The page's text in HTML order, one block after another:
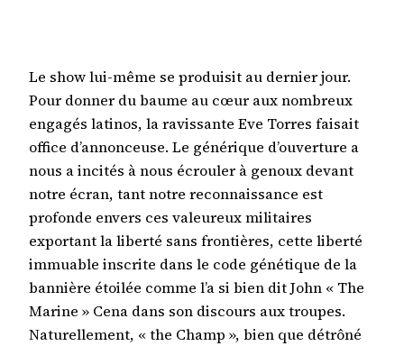
Le show lui-même se produisit au dernier jour.
Pour donner du baume au cœur aux nombreux
engagés latinos, la ravissante Eve Torres faisait
office d’annonceuse. Le générique d’ouverture a
nous a incités à nous écrouler à genoux devant
notre écran, tant notre reconnaissance est
profonde envers ces valeureux militaires
exportant la liberté sans frontières, cette liberté
immuable inscrite dans le code génétique de la
bannière étoilée comme l’a si bien dit John « The
Marine » Cena dans son discours aux troupes.
Naturellement, « the Champ », bien que détrôné